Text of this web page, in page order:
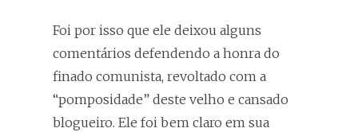
Foi por isso que ele deixou alguns
comentários defendendo a honra do
finado comunista, revoltado com a
“pomposidade” deste velho e cansado
blogueiro. Ele foi bem claro em sua